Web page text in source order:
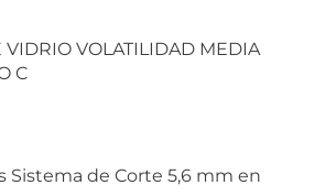
VIDRIO VOLATILIDAD MEDIA
C